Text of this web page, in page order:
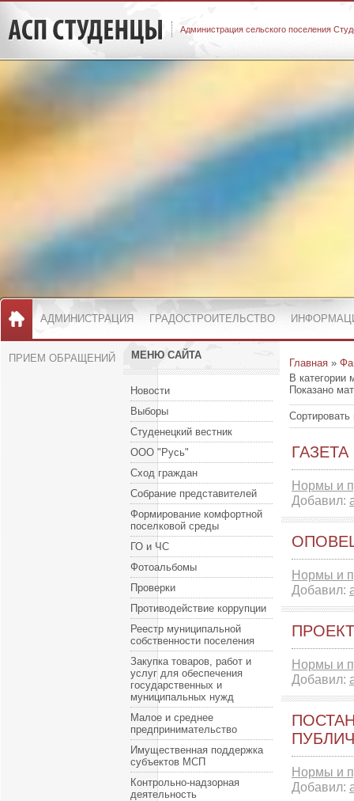
Администрация сельского поселения
АДМИНИСТРАЦИЯ ГРАДОСТРОИТЕЛЬСТВО
ПРИЕМ ОБРАЩЕНИЙ МЕНЮ САЙТА
Новости
Выборы
Студенецкий вестник
ООО "Русь"
Сход граждан
Собрание представителей
Формирование комфортной
поселковой среды
ГО и ЧС
Фотоальбомы
Проверки
Противодействие коррупции
Реестр муниципальной
собственности поселения
Закупка товаров, работ и
услуг для обеспечения
государственных и
муниципальных нужд
Малое и среднее
предпринимательство
Имущественная поддержка
субъектов МСП
Контрольно-надзорная
деятельность
Главная »
В категории
Показано
Сортировать
ГАЗЕТА
Нормы и
Добавил:
Нормы и
Добавил:
Нормы и
Добавил:
Нормы и
Добавил: